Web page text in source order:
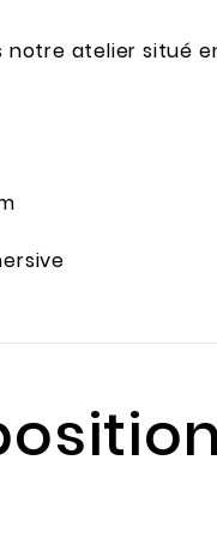
atelier situé